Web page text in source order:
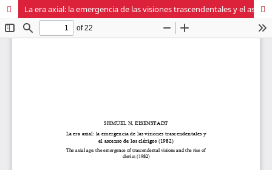
La era axial: la emergencia de las visiones trascendentales y el ascenso de los clérigos (1982)